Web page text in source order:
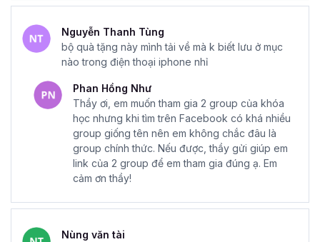
Nguyễn Thanh Tùng
bộ quà tặng này mình tải về mà k biết lưu ở mục
nào trong điện thoại iphone nhỉ
Phan Hồng Như
Thầy ơi, em muốn tham gia 2 group của khóa
học nhưng khi tìm trên Facebook có khá nhiều
group giống tên nên em không chắc đâu là
group chính thức. Nếu được, thầy gửi giúp em
link của 2 group để em tham gia đúng ạ. Em
cảm ơn thầy!
Nùng văn tài